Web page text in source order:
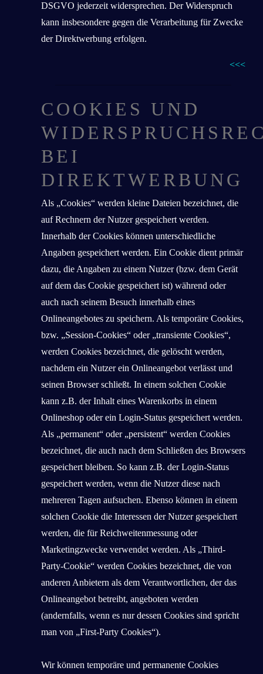
DSGVO jederzeit widersprechen. Der Widerspruch
kann insbesondere gegen die Verarbeitung für Zwecke
der Direktwerbung erfolgen.
<<<
COOKIES UND
BEI
DIREKTWERBUNG
Als „Cookies“ werden kleine Dateien bezeichnet, die
auf Rechnern der Nutzer gespeichert werden.
Innerhalb der Cookies können unterschiedliche
Angaben gespeichert werden. Ein Cookie dient primär
dazu, die Angaben zu einem Nutzer (bzw. dem Gerät
auf dem das Cookie gespeichert ist) während oder
auch nach seinem Besuch innerhalb eines
Onlineangebotes zu speichern. Als temporäre Cookies,
bzw. „Session-Cookies“ oder „transiente Cookies“,
werden Cookies bezeichnet, die gelöscht werden,
nachdem ein Nutzer ein Onlineangebot verlässt und
seinen Browser schließt. In einem solchen Cookie
kann z.B. der Inhalt eines Warenkorbs in einem
Onlineshop oder ein Login-Status gespeichert werden.
Als „permanent“ oder „persistent“ werden Cookies
bezeichnet, die auch nach dem Schließen des Browsers
gespeichert bleiben. So kann z.B. der Login-Status
gespeichert werden, wenn die Nutzer diese nach
mehreren Tagen aufsuchen. Ebenso können in einem
solchen Cookie die Interessen der Nutzer gespeichert
werden, die für Reichweitenmessung oder
Marketingzwecke verwendet werden. Als „Third-
Party-Cookie“ werden Cookies bezeichnet, die von
anderen Anbietern als dem Verantwortlichen, der das
Onlineangebot betreibt, angeboten werden
(andernfalls, wenn es nur dessen Cookies sind spricht
man von „First-Party Cookies“).
Wir können temporäre und permanente Cookies